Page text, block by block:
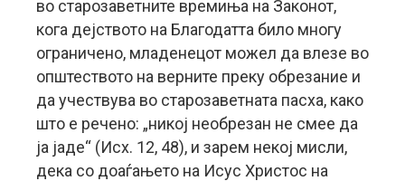
во старозаветните времиња на Законот,
кога дејството на Благодатта било многу
ограничено, младенецот можел да влезе во
општеството на верните преку обрезание и
да учествува во старозаветната пасха, како
што е речено: „никој необрезан не смее да
ја јаде“ (Исх. 12, 48), и зарем некој мисли,
дека со доаѓањето на Исус Христос на